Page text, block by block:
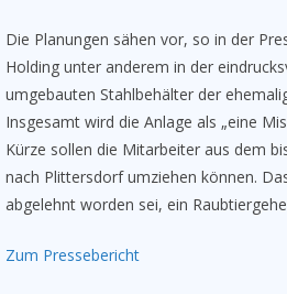
Die Planungen sähen vor, so in der
Holding unter anderem in der
umgebauten Stahlbehälter der
Insgesamt wird die Anlage als „eine
Kürze sollen die Mitarbeiter aus dem
nach Plittersdorf umziehen können.
abgelehnt worden sei, ein
Zum Pressebericht